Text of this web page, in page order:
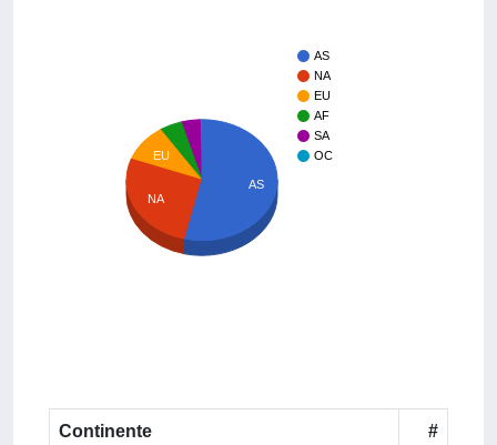
AS
NA
EU
AF
SA
OC
EU
NA
AS
Continente #